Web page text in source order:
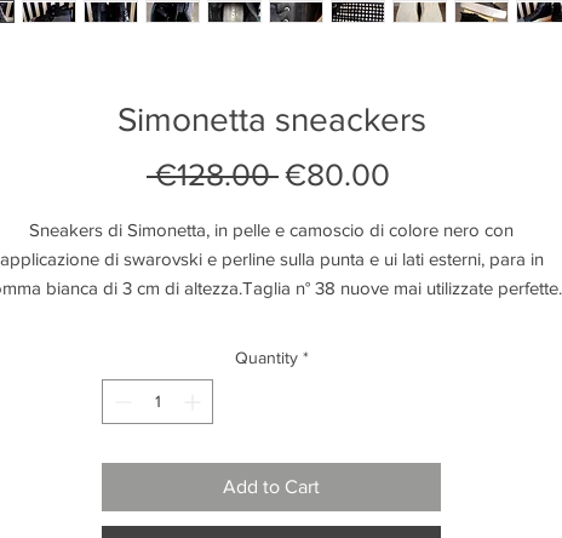
Simonetta sneackers
€128.00 Regular
€80.00
Sneakers di Simonetta, in pelle e camoscio di colore nero con
applicazione di swarovski e perline sulla punta e ui lati esterni, para in
bianca di 3 cm di altezza.Taglia n° 38 nuove mai utilizzate perfette.
Quantity *
Add to Cart